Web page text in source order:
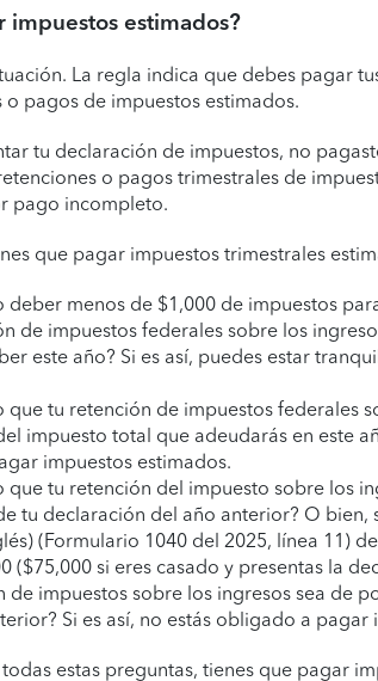
impuestos estimados?
La regla indica que debes pagar
pagos de impuestos estimados.
tu declaración de impuestos, no
o pagos trimestrales de
pago incompleto.
que pagar impuestos trimestrales
deber menos de $1,000 de impuestos
de impuestos federales sobre los
este año? Si es así, puedes estar
que tu retención de impuestos federales
impuesto total que adeudarás en este
impuestos estimados.
que tu retención del impuesto sobre los
tu declaración del año anterior? O bien,
(Formulario 1040 del 2025, línea 11)
($75,000 si eres casado y presentas la
de impuestos sobre los ingresos sea de
Si es así, no estás obligado a pagar
todas estas preguntas, tienes que pagar